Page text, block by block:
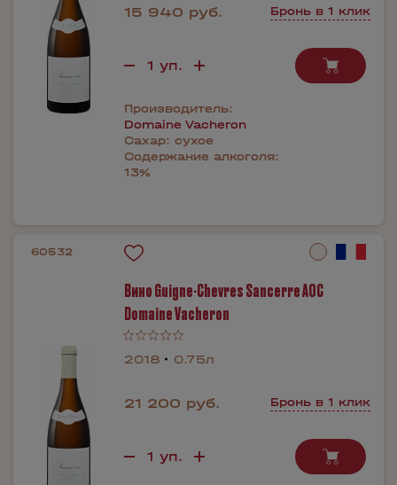
15 940 руб. Бронь в 1 клик
Производитель:
Domaine Vacheron
Сахар: сухое
Содержание алкоголя:
13%
60532
Вино Guigne-Chevres Sancerre AOC
Domaine Vacheron
2018 0.75л
21 200 руб. Бронь в 1 клик